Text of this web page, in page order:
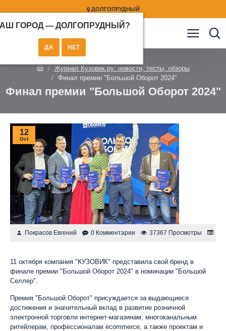
ДОЛГОПРУДНЫЙ
ГОРОД — ДОЛГОПРУДНЫЙ ?
Журнал Кузовик.ру: новости, тесты, обзоры
Финал премии "Большой Оборот 2024"
Финал премии "Большой Оборот 2024"
12
Oct
Покрасов Евгений 0 Комментарии 37367 Просмотры
11 октября компания "КУЗОВИК" представила свой бренд в
финале премии "Большой Оборот 2024" в номинации "Большой
Селлер".
Премия "Большой Оборот" присуждается за выдающиеся
достижения и значительный вклад в развитие розничной
электронной торговли интернет-магазинам, многоканальным
ритейлерам, профессионалам ecommerce, а также проектам и